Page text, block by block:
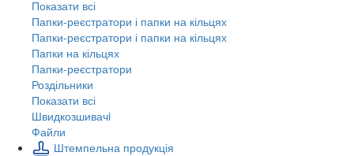
Показати всі
Папки-реєстратори і папки на кільцях
Папки-реєстратори і папки на кільцях
Папки на кільцях
Папки-реєстратори
Роздільники
Показати всі
Швидкозшивачi
Файли
Штемпельна продукція